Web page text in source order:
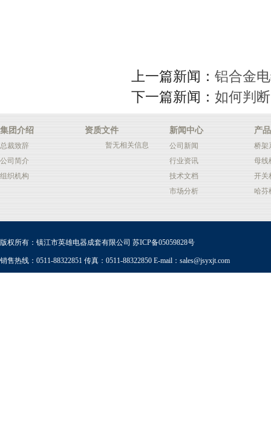
上一篇新闻： 铝合金
下一篇新闻： 如何判
集团介绍
总裁致辞
公司简介
组织机构
资质文件
暂无相关信息
新闻中心
公司新闻
行业资讯
技术文档
市场分析
产
桥架
母线
开关
哈芬
版权所有：镇江市英雄电器成套有限公司 苏ICP备05059828号
销售热线：0511-88322851 传真：0511-88322850 E-mail： sales@jsyxjt.com